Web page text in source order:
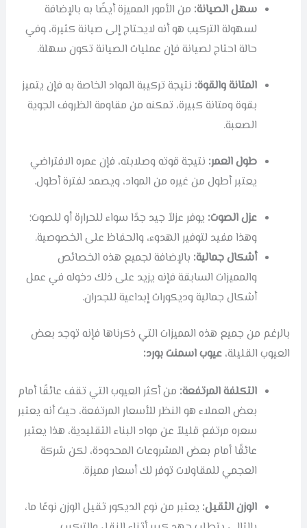
سهل الصيانة: من الأمور المميزة أيضًا به بالإضافة
لسهولة التركيب هو أنه لايحتاج إلى صيانة كثيرة، وفي
حالة احتاج لصيانة فإن عمليات الصيانة تكون سهلة.
المتانة والقوة: نتيجة تركيبة المواد الخاصة به فإن يتميز
بقوة ومتانة كبيرة، تمكنه من مقاومة الظروف الجوية
الصعبة.
طول العمر: نتيجة قوته وصلابته، فإن عمره الافتراضي
يعتبر أطول من غيره من المواد، ويصمد لفترة أطول.
عزل الصوت: يوفر عزلاً جيد جدًا سواء للحرارة أو للصوت؛
وهذا مفيد لتوفير الهدوء، والحفاظ على الخصوصية.
أشكال جمالية: بالإضافة لجميع هذه الخصائص
والمميزات السابقة فإنه يزيد على ذلك دخوله في عمل
أشكال جمالية وديكورات إبداعية للجدران.
بالرغم من جميع هذه المميزات التي ذكرناها فإنه توجد بعض
العيوب القليلة، عيوب اسمنت بورد:
التكلفة المرتفعة: من أكثر العيوب التي تقف عائقًا أمام
بعض العملاء هو النظر للأسعار المرتفعة، حيث أنه يعتبر
سعره مرتفع قليلاً عن مواد البناء التقليدية، هذا يعتبر
عائقًا أمام بعض المشروعات المحدودة، لكن شركة
العجمي للمقاولات توفر لك أسعار مميزة.
الوزن الثقيل: يعتبر من نوع الديكور ثقيل الوزن نوعًا ما،